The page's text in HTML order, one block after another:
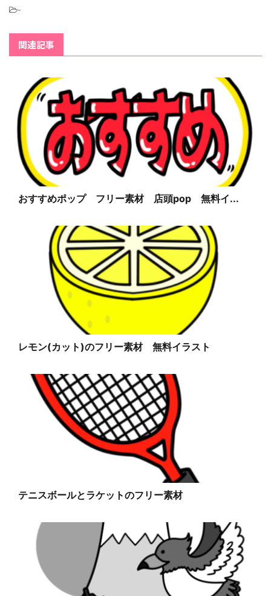
-
関連記事
おすすめポップ フリー素材 店頭pop 無料イ...
レモン(カット)のフリー素材 無料イラスト
テニスボールとラケットのフリー素材